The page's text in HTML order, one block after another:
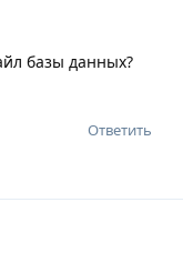
базы данных?
Ответить